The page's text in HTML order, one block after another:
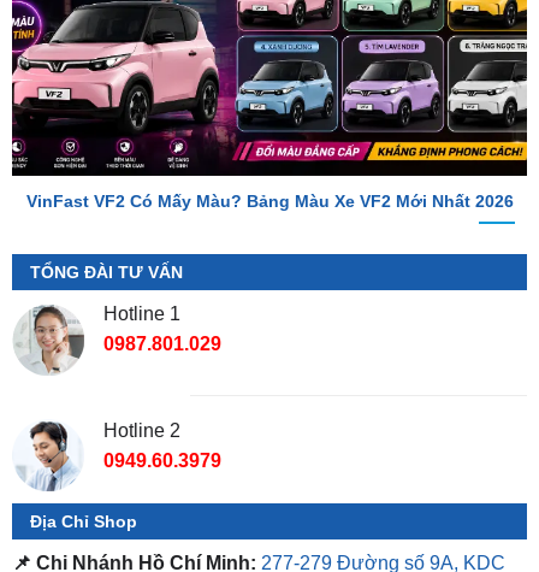
VinFast VF2 Có Mấy Màu? Bảng Màu Xe VF2 Mới Nhất 2026
TỔNG ĐÀI TƯ VẤN
Hotline 1
0987.801.029
Địa Chỉ Shop
📌 Chi Nhánh Hồ Chí Minh: 277-279 Đường số 9A, KDC
Trung Sơn, Bình Chánh, Tp.HCM
7)